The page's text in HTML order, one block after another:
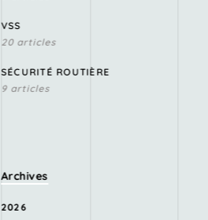
VSS
20 articles
SÉCURITÉ ROUTIÈRE
9 articles
Archives
2026